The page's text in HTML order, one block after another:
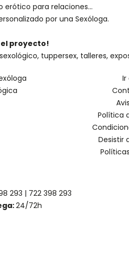
para relaciones...
por una Sexóloga.
el proyecto!
tuppersex, talleres,
Ir
Política
Desistir
293 | 722 398 293
24/72h